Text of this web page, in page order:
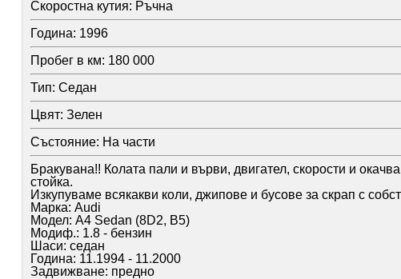
Скоростна кутия: Ръчна
Година: 1996
Пробег в км: 180 000
Тип: Седан
Цвят: Зелен
Състояние: На части
Бракувана!! Колата пали и върви, двигател, скорости и
стойка.
Изкупуваме всякакви коли, джипове и бусове за скрап с
Марка: Audi
Модел: A4 Sedan (8D2, B5)
Модиф.: 1.8 - бензин
Шаси: седан
Година: 11.1994 - 11.2000
Задвижване: предно